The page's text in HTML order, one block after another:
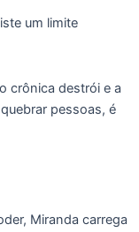
um limite
crônica destrói e a
pessoas, é
Miranda carrega